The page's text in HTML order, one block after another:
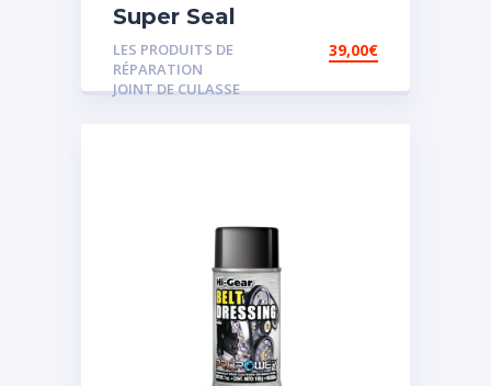
Super Seal
LES PRODUITS DE
RÉPARATION
JOINT DE CULASSE
39,00€